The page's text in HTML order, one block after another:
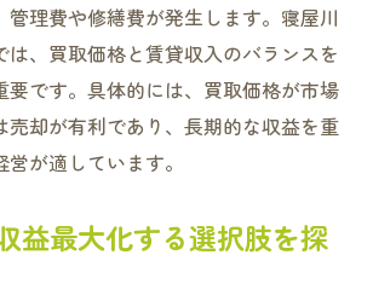
管理費や修繕費が発生します。寝屋川
は、買取価格と賃貸収入のバランスを
要です。具体的には、買取価格が市場
売却が有利であり、長期的な収益を重
が適しています。
益最大化する選択肢を探